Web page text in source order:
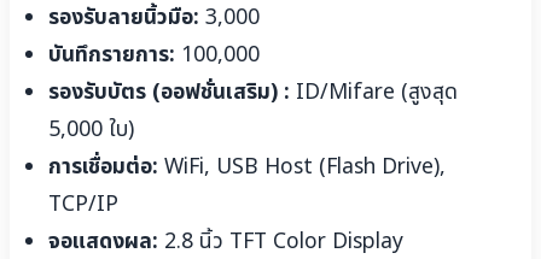
รองรับลายนิ้วมือ: 3,000
บันทึกรายการ: 100,000
รองรับบัตร (ออฟชั่นเสริม) : ID/Mifare (สูงสุด
5,000 ใบ)
การเชื่อมต่อ: WiFi, USB Host (Flash Drive),
TCP/IP
จอแสดงผล: 2.8 นิ้ว TFT Color Display